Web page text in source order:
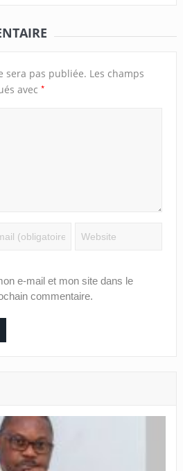
sera pas publiée. Les champs
avec *
e-mail et mon site dans le
commentaire.